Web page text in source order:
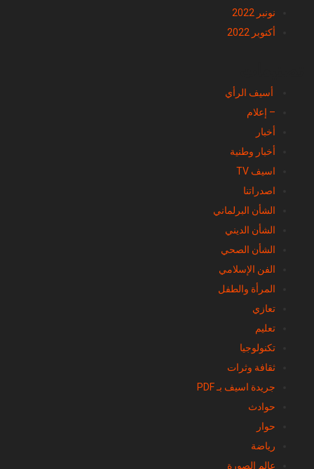
نونبر 2022
أكتوبر 2022
أسيف الرأي
– إعلام
أخبار
أخبار وطنية
اسيف TV
اصدراتنا
الشأن البرلماني
الشأن الديني
الشأن الصحي
الفن الإسلامي
المرأة والطفل
تعازي
تعليم
تكنولوجيا
ثقافة وثرات
جريدة اسيف بـ PDF
حوادث
حوار
رياضة
عالم الصورة